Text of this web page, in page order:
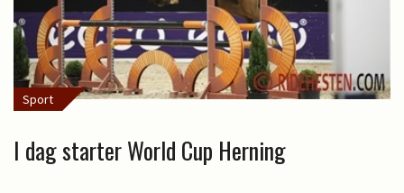
Sport
I dag starter World Cup Herning